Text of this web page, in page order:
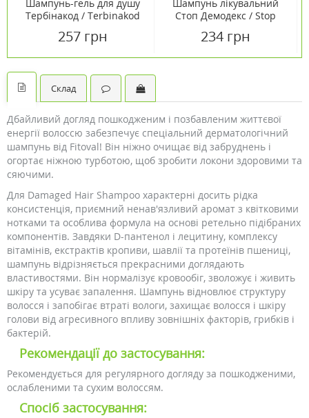
Шампунь-гель для душу
Тербінакод / Terbinakod
257 грн
Шампунь лікувальний
Стоп Демодекс / Stop
234 грн
Склад
Дбайливий догляд пошкодженим і позбавленим життєвої
енергії волоссю забезпечує спеціальний дерматологічний
шампунь від Fitoval! Він ніжно очищає від забруднень і
огортає ніжною турботою, щоб зробити локони здоровими та
сяючими.
Для Damaged Hair Shampoo характерні досить рідка
консистенція, приємний ненав'язливий аромат з квітковими
нотками та особлива формула на основі ретельно підібраних
компонентів. Завдяки D-пантенол і лецитину, комплексу
вітамінів, екстрактів кропиви, шавлії та протеїнів пшениці,
шампунь відрізняється прекрасними доглядають
властивостями. Він нормалізує кровообіг, зволожує і живить
шкіру та усуває запалення. Шампунь відновлює структуру
волосся і запобігає втраті вологи, захищає волосся і шкіру
голови від агресивного впливу зовнішніх факторів, грибків і
бактерій.
Рекомендації до застосування:
Рекомендується для регулярного догляду за пошкодженими,
ослабленими та сухим волоссям.
Спосіб застосування: